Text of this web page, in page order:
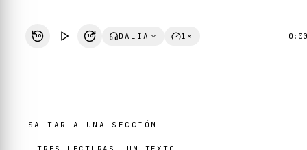
10 10 DALIA 1× 0:00
SALTAR A UNA SECCIÓN